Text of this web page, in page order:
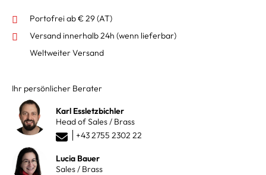
Portofrei ab € 29 (AT)
Versand innerhalb 24h (wenn lieferbar)
Weltweiter Versand
Ihr persönlicher Berater
Karl Essletzbichler
Head of Sales / Brass
+43 2755 2302 22
Lucia Bauer
Sales / Brass